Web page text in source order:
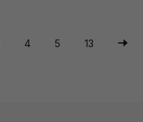
4 5 13